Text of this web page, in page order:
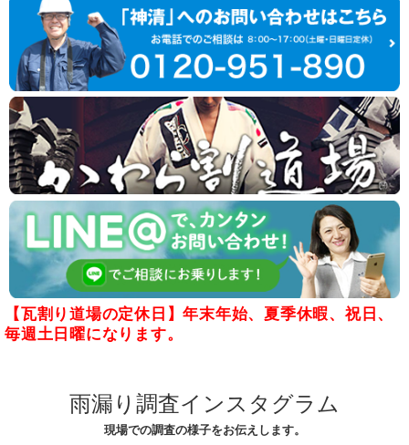
【瓦割り道場の定休日】年末年始、夏季休暇、祝日、
毎週土日曜になります。
雨漏り調査インスタグラム
現場での調査の様子をお伝えします。